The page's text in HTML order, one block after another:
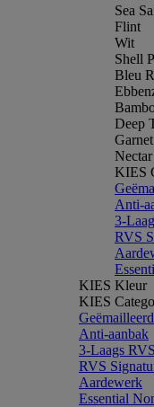
Sea
Flint
Wit
Shell
Bleu
Deep
Garnet
Nectar
KIES
Anti-
3-
RVS
KIES Kleur
KIES
Anti-aanbak
3-Laags RVS
RVS
Aardewerk
Essential